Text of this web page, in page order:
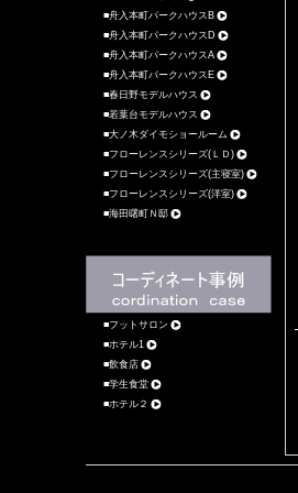
舟入本町パークハウスB
舟入本町パークハウスD
舟入本町パークハウスA
舟入本町パークハウスE
春日野モデルハウス
若葉台モデルハウス
大ノ木ダイモショールーム
フローレンスシリーズ(ＬＤ)
フローレンスシリーズ(主寝室)
フローレンスシリーズ(洋室)
海田曙町Ｎ邸
フットサロン
ホテル1
飲食店
学生食堂
ホテル２